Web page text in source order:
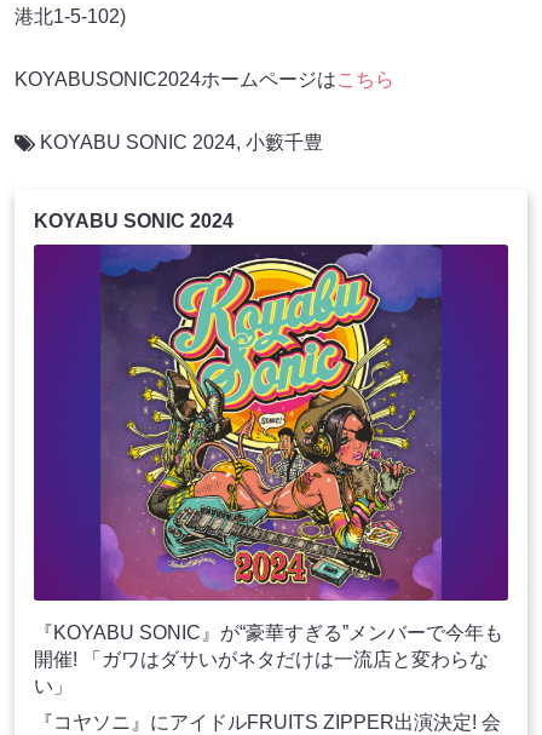
港北1-5-102)
KOYABUSONIC2024ホームページはこちら
KOYABU SONIC 2024, 小籔千豊
KOYABU SONIC 2024
『KOYABU SONIC』が“豪華すぎる”メンバーで今年も
開催! 「ガワはダサいがネタだけは一流店と変わらな
い」
『コヤソニ』にアイドルFRUITS ZIPPER出演決定! 会